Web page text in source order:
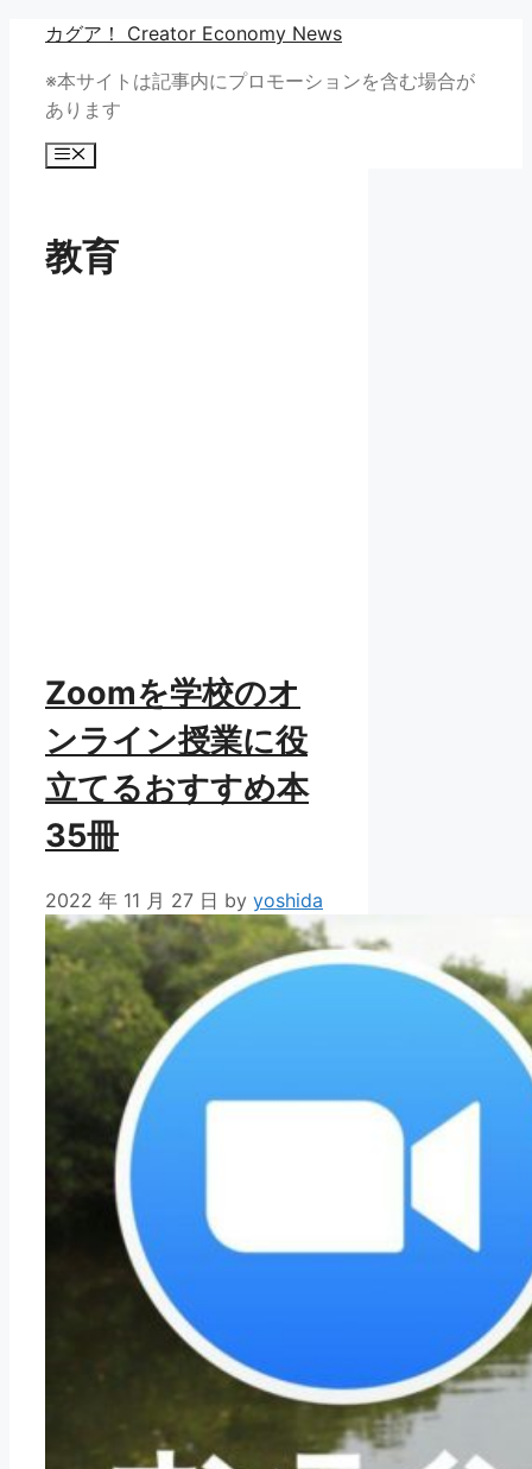
カグア！ Creator Economy News
※本サイトは記事内にプロモーションを含む場合が
あります
メ
教育
Zoomを学校のオ
ンライン授業に役
立てるおすすめ本
35冊
2022 年 11 月 27 日 by yoshida